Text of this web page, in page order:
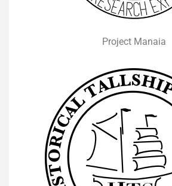
Project Manaia